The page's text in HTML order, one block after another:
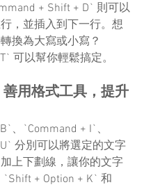
+ Shift + D` 則可以
，並插入到下一行。想
換為大寫或小寫？
可以幫你輕鬆搞定。
用格式工具，提升
、`Command + I`、
分別可以將選定的文字
上下劃線，讓你的文字
+ Option + K` 和